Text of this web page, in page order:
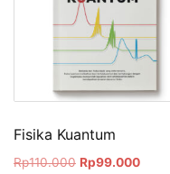
Fisika Kuantum
Rp110.000 Rp99.000